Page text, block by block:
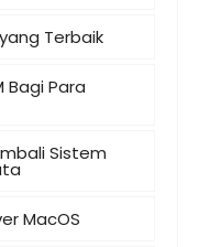
Terbaik
Bagi Para
Sistem
MacOS